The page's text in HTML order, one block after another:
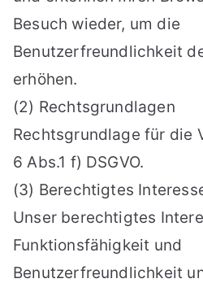
Besuch wieder, um die
Benutzerfreundlichkeit
erhöhen.
(2) Rechtsgrundlagen
Rechtsgrundlage für die
6 Abs.1 f) DSGVO.
(3) Berechtigtes
Unser berechtigtes
Funktionsfähigkeit und
Benutzerfreundlichkeit